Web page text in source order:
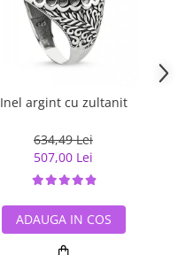
Inel argint cu zultanit
634,49 Lei
507,00 Lei
ADAUGA IN COS